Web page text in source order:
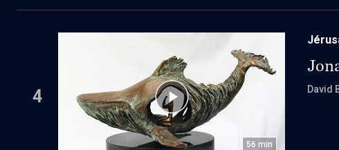
4
56 min
David